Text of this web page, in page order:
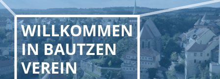
WILLKOMMEN
IN BAUTZEN
VEREIN